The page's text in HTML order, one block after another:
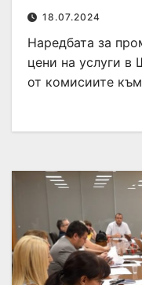
18.07.2024
Наредбата за
цени на услуги в
от комисиите